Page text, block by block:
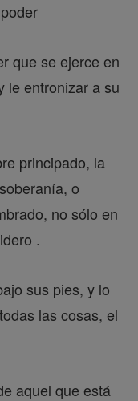
que se ejerce en
le entronizar a su
principado, la
o
no sólo en
.
sus pies, y lo
las cosas, el
aquel que está